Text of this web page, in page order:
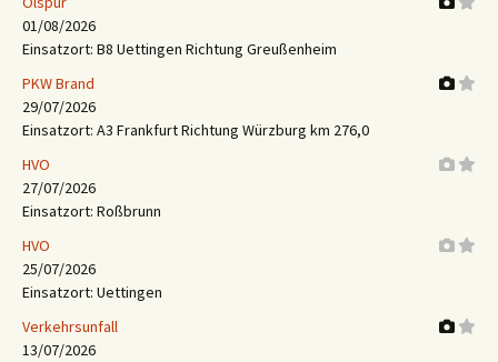
01/08/2026
Einsatzort: B8 Uettingen Richtung Greußenheim
PKW Brand
29/07/2026
Einsatzort: A3 Frankfurt Richtung Würzburg km 276,0
HVO
27/07/2026
Einsatzort: Roßbrunn
HVO
25/07/2026
Einsatzort: Uettingen
Verkehrsunfall
13/07/2026